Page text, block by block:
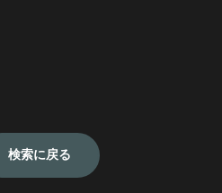
検索に戻る